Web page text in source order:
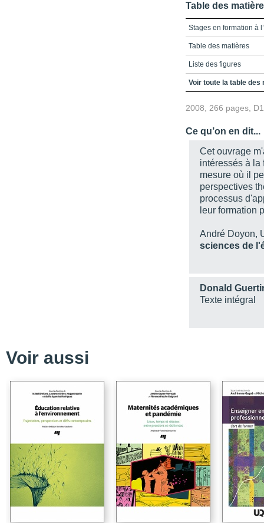
Table des
Stages en formation à
Table des matières
Liste des figures
Liste des tableaux
Chapitre 1 -
en relation par
Chapitre 2 - Une
Partie 2 - Identité
Chapitre 3 -
identitaires
profefssionnelle chez
contexte de stage
Partie 3 -
Chapitre 10 -
Conclusion -
Voir toute la table des
2008, 266 pages,
Ce qu’on en dit...
Cet ouvrage
intéressés à la
mesure où il
perspectives
processus
leur formation
André Doyon,
sciences de
Donald
Texte intégral
Voir aussi